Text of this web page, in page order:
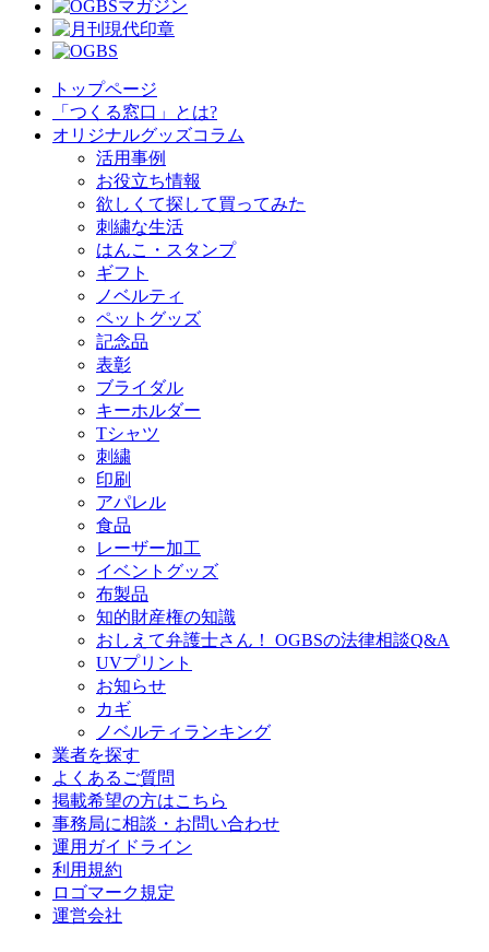
トップページ
「つくる窓口」とは?
オリジナルグッズコラム
活用事例
お役立ち情報
欲しくて探して買ってみた
刺繍な生活
はんこ・スタンプ
ギフト
ノベルティ
ペットグッズ
記念品
表彰
ブライダル
キーホルダー
Tシャツ
刺繍
印刷
アパレル
食品
レーザー加工
イベントグッズ
布製品
知的財産権の知識
おしえて弁護士さん！ OGBSの法律相談Q&A
UVプリント
お知らせ
カギ
ノベルティランキング
業者を探す
よくあるご質問
掲載希望の方はこちら
事務局に相談・お問い合わせ
運用ガイドライン
利用規約
ロゴマーク規定
運営会社